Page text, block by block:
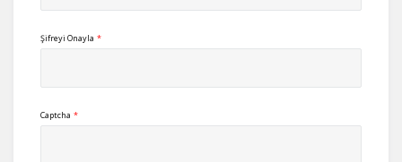
Şifreyi Onayla *
Captcha *